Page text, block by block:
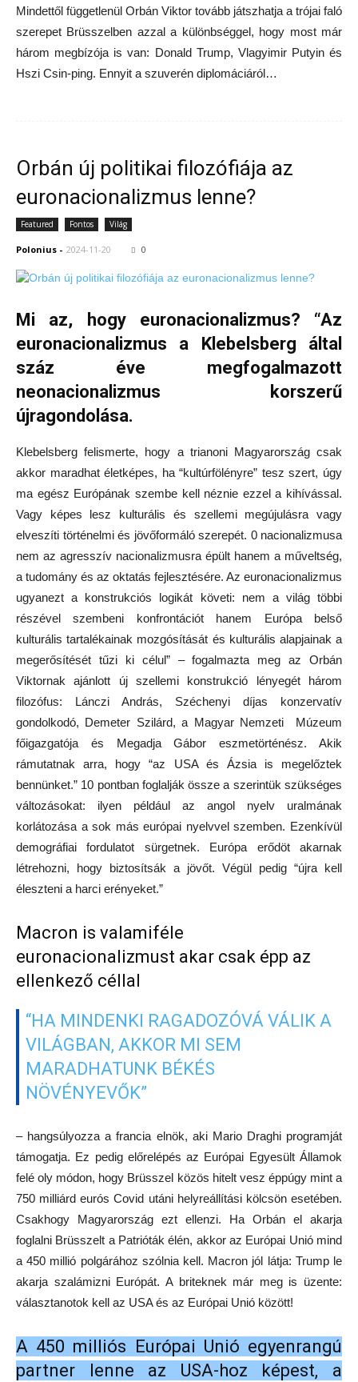
Mindettől függetlenül Orbán Viktor tovább játszhatja a trójai faló
szerepet Brüsszelben azzal a különbséggel, hogy most már
három megbízója is van: Donald Trump, Vlagyimir Putyin és
Hszi Csin-ping. Ennyit a szuverén diplomáciáról…
Orbán új politikai filozófiája az
euronacionalizmus lenne?
Featured Fontos Világ
Polonius - 2024-11-20 0
Mi az, hogy euronacionalizmus? “Az
euronacionalizmus a Klebelsberg által
száz éve megfogalmazott
neonacionalizmus korszerű
újragondolása.
Klebelsberg felismerte, hogy a trianoni Magyarország csak
akkor maradhat életképes, ha “kultúrfölényre” tesz szert, úgy
ma egész Európának szembe kell néznie ezzel a kihívással.
Vagy képes lesz kulturális és szellemi megújulásra vagy
elveszíti történelmi és jövőformáló szerepét. 0 nacionalizmusa
nem az agresszív nacionalizmusra épült hanem a műveltség,
a tudomány és az oktatás fejlesztésére. Az euronacionalizmus
ugyanezt a konstrukciós logikát követi: nem a világ többi
részével szembeni konfrontációt hanem Európa belső
kulturális tartalékainak mozgósítását és kulturális alapjainak a
megerősítését tűzi ki célul” – fogalmazta meg az Orbán
Viktornak ajánlott új szellemi konstrukció lényegét három
filozófus: Lánczi András, Széchenyi díjas konzervatív
gondolkodó, Demeter Szilárd, a Magyar Nemzeti Múzeum
főigazgatója és Megadja Gábor eszmetörténész. Akik
rámutatnak arra, hogy “az USA és Ázsia is megelőztek
bennünket.” 10 pontban foglalják össze a szerintük szükséges
változásokat: ilyen például az angol nyelv uralmának
korlátozása a sok más európai nyelvvel szemben. Ezenkívül
demográfiai fordulatot sürgetnek. Európa erődöt akarnak
létrehozni, hogy biztosítsák a jövőt. Végül pedig “újra kell
éleszteni a harci erényeket.”
Macron is valamiféle
euronacionalizmust akar csak épp az
ellenkező céllal
“HA MINDENKI RAGADOZÓVÁ VÁLIK A
VILÁGBAN, AKKOR MI SEM
MARADHATUNK BÉKÉS
NÖVÉNYEVŐK”
– hangsúlyozza a francia elnök, aki Mario Draghi programját
támogatja. Ez pedig előrelépés az Európai Egyesült Államok
felé oly módon, hogy Brüsszel közös hitelt vesz éppúgy mint a
750 milliárd eurós Covid utáni helyreállítási kölcsön esetében.
Csakhogy Magyarország ezt ellenzi. Ha Orbán el akarja
foglalni Brüsszelt a Patrióták élén, akkor az Európai Unió mind
a 450 millió polgárához szólnia kell. Macron jól látja: Trump le
akarja szalámizni Európát. A briteknek már meg is üzente:
választanotok kell az USA és az Európai Unió között!
A 450 milliós Európai Unió egyenrangú
partner lenne az USA-hoz képest, a